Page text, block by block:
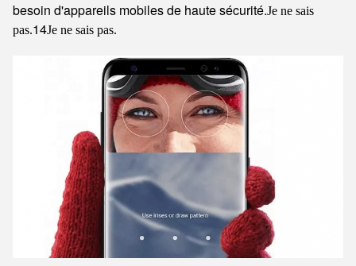
besoin d'appareils mobiles de haute sécurité.Je ne sais
pas.14Je ne sais pas.